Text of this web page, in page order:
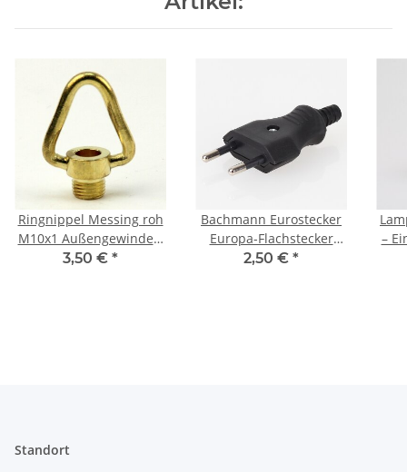
Ringnippel Messing roh
M10x1 Außengewinde –
beweglicher Bügel
3,50 € *
Bachmann Eurostecker
Europa-Flachstecker
schwarz 250V/2A mit
2,50 € *
–
Standort